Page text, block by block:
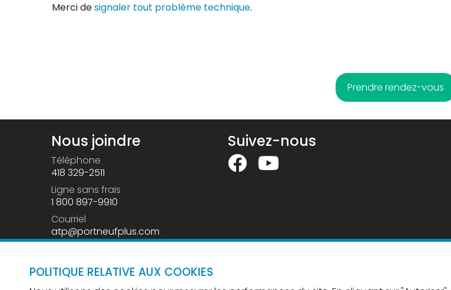
Merci designaler tout problème technique.
Prendre rendez-vous
Nous joindre
Téléphone
418 329-2511
Ligne sans frais
1 800 897-9910
Courriel
atp@portneufplus.com
Suivez-nous
POLITIQUE RELATIVE AUX COOKIES